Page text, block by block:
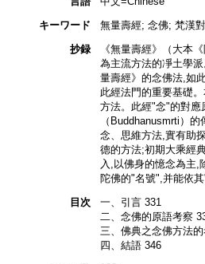
キーワード
無量壽經; 念佛; 梵漢
抄録
《無量壽經》（大本
為主流方法的凈土學
量壽經》的念佛法,如
此經法門的重要基礎
方法。此經"念"的對應
（Buddhanusmrti）
念、思維方法,實有助
德的方法;初期大乘經
入,以佛身的憶念為主,
陀佛的"名號",并能依
目次
一、引言 331
二、念佛的原語考察
三、佛典之念佛方法
四、結語 346